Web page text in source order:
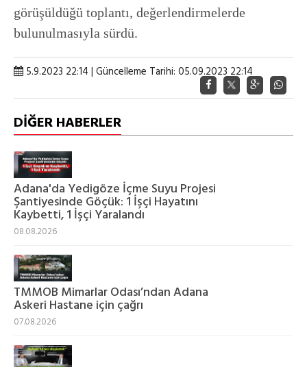
görüşüldüğü toplantı, değerlendirmelerde
bulunulmasıyla sürdü.
5.9.2023 22:14 | Güncelleme Tarihi: 05.09.2023 22:14
DİĞER HABERLER
Adana'da Yedigöze İçme Suyu Projesi
Şantiyesinde Göçük: 1 İşçi Hayatını
Kaybetti, 1 İşçi Yaralandı
08.08.2026
TMMOB Mimarlar Odası’ndan Adana
Askeri Hastane için çağrı
07.08.2026